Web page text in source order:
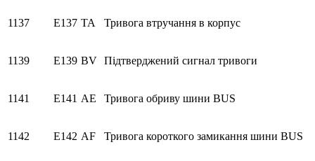
1137 E137 TA Тривога втручання в корпус
1139 E139 BV Підтверджений сигнал тривоги
1141 E141 AE Тривога обриву шини BUS
1142 E142 AF Тривога короткого замикання шини BUS